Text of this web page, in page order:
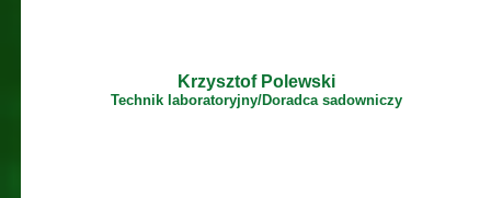
Krzysztof Polewski
Technik laboratoryjny/Doradca sadowniczy